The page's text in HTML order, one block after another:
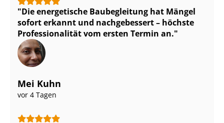
Die energetische Baubegleitung hat Mängel
sofort erkannt und nachgebessert – höchste
Pro­fes­sio­na­li­tät vom ersten Termin an.
Mei Kuhn
vor 4 Tagen